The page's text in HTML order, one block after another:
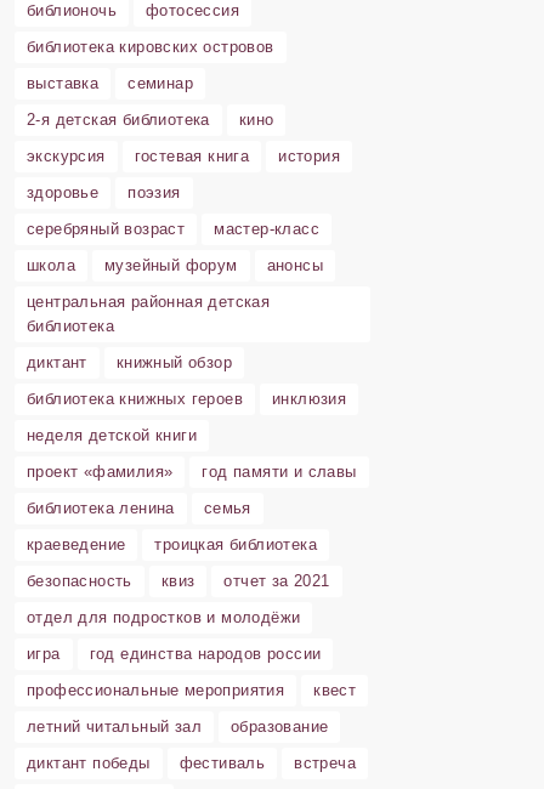
библионочь
фотосессия
библиотека кировских островов
выставка
семинар
2-я детская библиотека
кино
экскурсия
гостевая книга
история
здоровье
поэзия
серебряный возраст
мастер-класс
школа
музейный форум
анонсы
центральная районная детская
библиотека
диктант
книжный обзор
библиотека книжных героев
инклюзия
неделя детской книги
проект «фамилия»
год памяти и славы
библиотека ленина
семья
краеведение
троицкая библиотека
безопасность
квиз
отчет за 2021
отдел для подростков и молодёжи
игра
год единства народов россии
профессиональные мероприятия
квест
летний читальный зал
образование
диктант победы
фестиваль
встреча